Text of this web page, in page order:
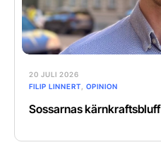
20 JULI 2026
FILIP LINNERT
OPINION
Sossarnas kärnkraftsbluff